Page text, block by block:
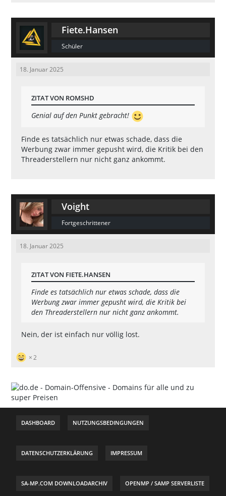
Fiete.Hansen
Schüler
18. Januar 2025
ZITAT VON ROMSHD
Genial auf den Punkt gebracht!
Finde es tatsächlich nur etwas schade, dass die
Werbung zwar immer gepusht wird, die Kritik bei den
Threaderstellern nur nicht ganz ankommt.
Voight
Fortgeschrittener
18. Januar 2025
ZITAT VON FIETE.HANSEN
Finde es tatsächlich nur etwas schade, dass die
Werbung zwar immer gepusht wird, die Kritik bei
den Threaderstellern nur nicht ganz ankommt.
Nein, der ist einfach nur völlig lost.
2
DASHBOARD NUTZUNGSBEDINGUNGEN
DATENSCHUTZERKLÄRUNG IMPRESSUM
SA-MP.COM DOWNLOADARCHIV OPENMP / SAMP SERVERLISTE